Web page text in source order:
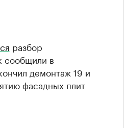
разбор
сообщили в
демонтаж 19 и
фасадных плит